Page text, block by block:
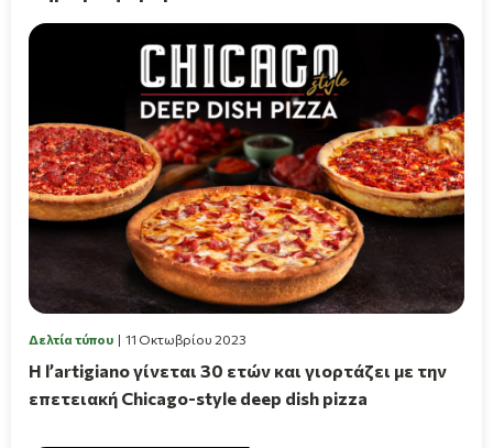
Δελτία τύπου 11 Οκτωβρίου 2023
Η l’artigiano γίνεται 30 ετών και γιορτάζει με την
επετειακή Chicago-style deep dish pizza